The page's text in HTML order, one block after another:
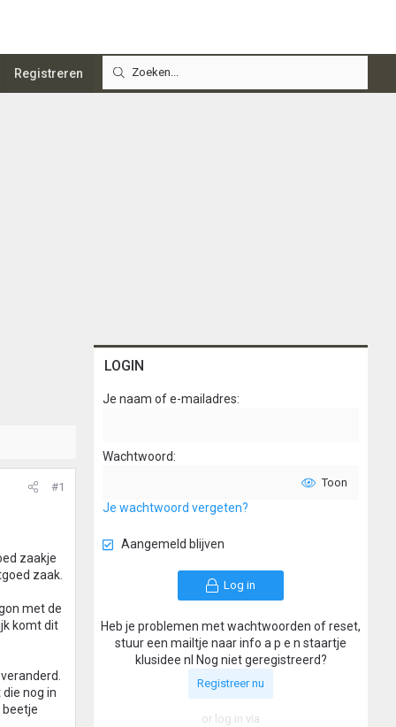
Registreren
#1
zaakje
zaak.
met de
komt dit
nog in
beetje
LOGIN
Je naam of e-mailadres
Wachtwoord
Toon
Je wachtwoord vergeten?
Aangemeld blijven
Log in
Heb je problemen met wachtwoorden of reset,
stuur een mailtje naar info a p e n staartje
klusidee nl Nog niet geregistreerd?
Registreer nu
or log in via